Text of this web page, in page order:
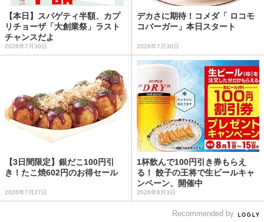
【本日】スパゲティ半額、カプ
リチョーザ「大創業祭」ラスト
チャンスだよ
2026年7月30日
デカさに期待！コメダ「 ロコモ
コバーガー」本日スタート
2026年7月30日
【3日間限定】銀だこ100円引
き！たこ焼602円のお得セール
2026年7月27日
1杯飲んで100円引き券もらえ
る！ 餃子の王将で生ビールキャ
ンペーン、開催中
2026年8月3日
Recommended by